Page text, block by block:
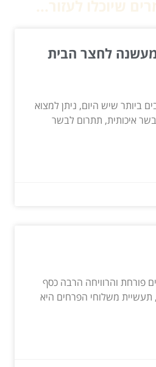
מעשנה לחצר הבית
ביותר שיש היום, ניתן למצוא
איכותית, תתרום לבשר
פורחת והרוויחה הרבה כסף
משלוחי הפרחים היא